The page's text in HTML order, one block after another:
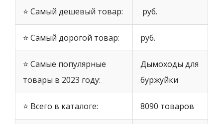
⭐ Самый дешевый товар: руб.
⭐ Самый дорогой товар: руб.
⭐ Самые популярные
товары в 2023 году:
Дымоходы для
буржуйки
⭐ Всего в каталоге: 8090 товаров